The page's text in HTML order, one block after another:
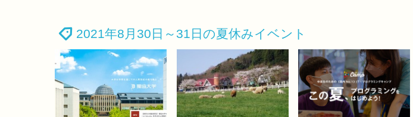
2021年8月30日～31日の夏休みイベント